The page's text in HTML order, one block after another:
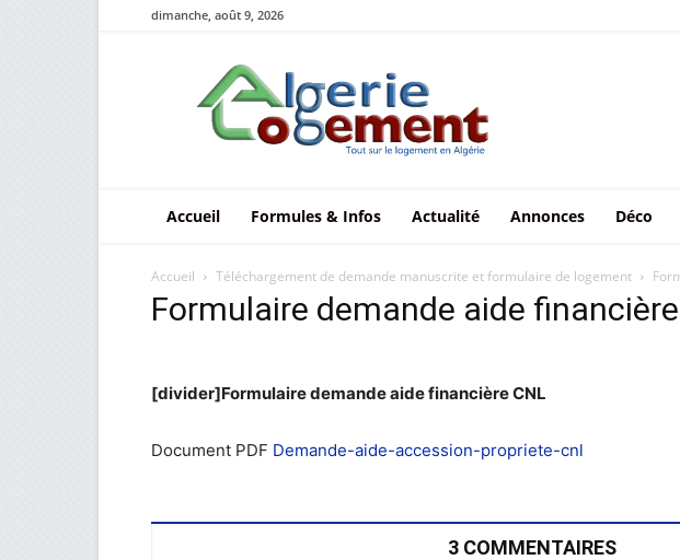
dimanche, août 9, 2026
Le
logement
en
Algérie
Accueil Formules & Infos Actualité Annonces Déco
Accueil Téléchargement de demande manuscrite et formulaire de logement
Formulaire demande aide
[divider]Formulaire demande aide financière CNL
Document PDF Demande-aide-accession-propriete-cnl
3 COMMENTAIRES